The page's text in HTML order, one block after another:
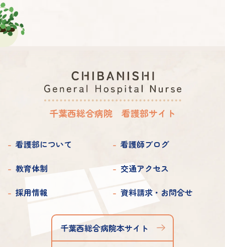
2025年 1月
2024年 4月
2024年 1月
2023年 6月
2023年 3月
2023年 2月
2022年 7月
2022年 4月
2022年 3月
2022年 2月
2022年 1月
2021年 8月
2021年 5月
2021年 4月
2021年 3月
2021年 2月
2021年 1月
2020年 9月
2020年 6月
2020年 4月
2020年 3月
2020年 2月
2019年 9月
2019年 6月
2019年 4月
2019年 3月
2019年 2月
2019年 1月
千葉西総合病院 看護部サイト
看護部について
看護師ブログ
教育体制
交通アクセス
採用情報
資料請求・お問合せ
千葉西総合病院本サイト